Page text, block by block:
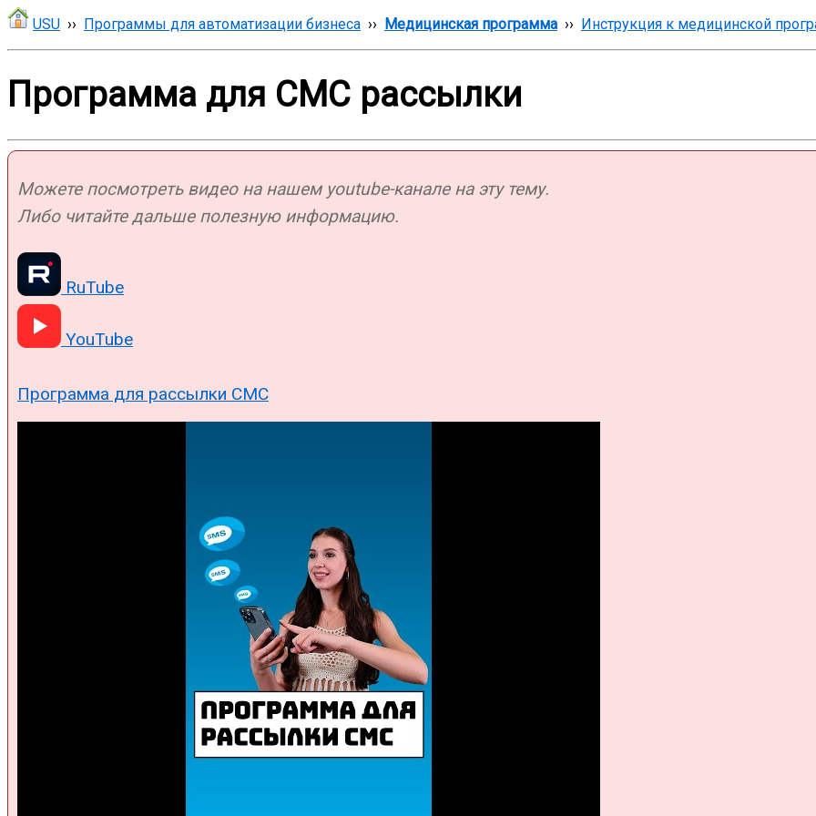
USU ›› Программы для автоматизации бизнеса ›› Медицинская программа ›› Инструкция к медицинской
Программа для СМС рассылки
Можете посмотреть видео на нашем youtube-канале на эту тему.
Либо читайте дальше полезную информацию.
RuTube
YouTube
Программа для рассылки СМС